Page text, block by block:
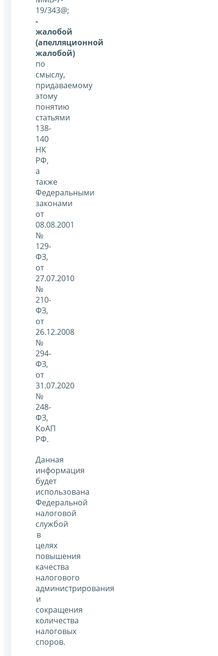
19/343@;
-
жалобой
(апелляционной
жалобой)
по
смыслу,
придаваемому
этому
понятию
статьями
138-
140
НК
РФ,
а
также
Федеральными
законами
от
08.08.2001
№
129-
ФЗ,
от
27.07.2010
№
210-
ФЗ,
от
26.12.2008
№
294-
ФЗ,
от
31.07.2020
№
248-
ФЗ,
КоАП
РФ.
Данная
информация
будет
использована
Федеральной
налоговой
службой
в
целях
повышения
качества
налогового
администрирования
и
сокращения
количества
налоговых
споров.